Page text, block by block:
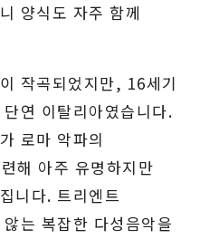
양식도 자주 함께
작곡되었지만, 16세기
연 이탈리아였습니다.
로마 악파의
해 아주 유명하지만
니다. 트리엔트
는 복잡한 다성음악을